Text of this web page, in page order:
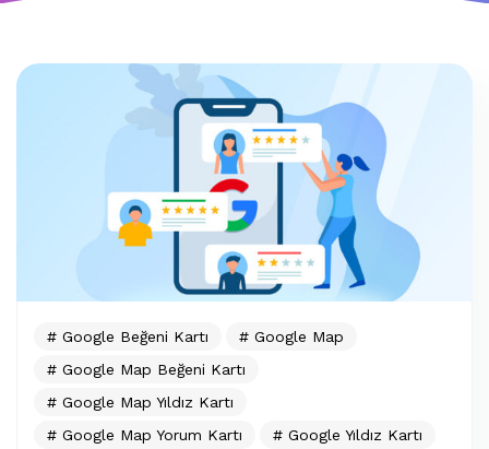
Google Beğeni Kartı
Google Map
Google Map Beğeni Kartı
Google Map Yıldız Kartı
Google Map Yorum Kartı
Google Yıldız Kartı